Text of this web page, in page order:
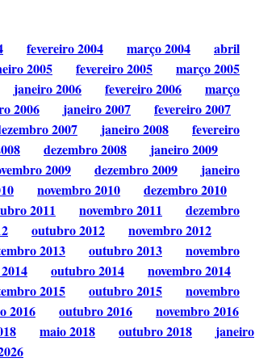
fevereiro 2004 março 2004
abril
2005 fevereiro 2005
março 2005
janeiro 2006 fevereiro 2006
março
2006 janeiro 2007
fevereiro 2007
2007 janeiro 2008
fevereiro
dezembro 2008
janeiro 2009
2009 dezembro 2009
janeiro
novembro 2010
dezembro 2010
2011 novembro 2011
dezembro
outubro 2012
novembro 2012
2013 outubro 2013
novembro
outubro 2014
novembro 2014
2015 outubro 2015
novembro
2016 outubro 2016
novembro 2016
maio 2018 outubro 2018
janeiro